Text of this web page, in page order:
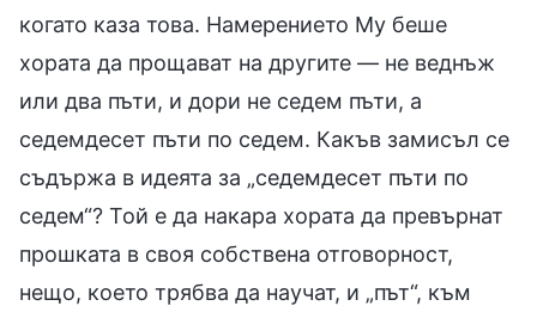
когато каза това. Намерението Му беше
хората да прощават на другите — не веднъж
или два пъти, и дори не седем пъти, а
седемдесет пъти по седем. Какъв замисъл се
съдържа в идеята за „седемдесет пъти по
седем“? Той е да накара хората да превърнат
прошката в своя собствена отговорност,
нещо, което трябва да научат, и „път“, към